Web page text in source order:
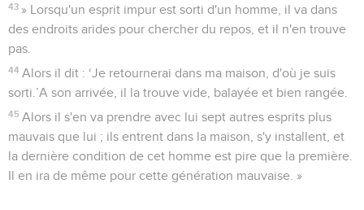
43 » Lorsqu'un esprit impur est sorti d'un homme, il va dans
des endroits arides pour chercher du repos, et il n'en trouve
pas.
44 Alors il dit : ‘Je retournerai dans ma maison, d'où je suis
sorti.’A son arrivée, il la trouve vide, balayée et bien rangée.
45 Alors il s'en va prendre avec lui sept autres esprits plus
mauvais que lui ; ils entrent dans la maison, s'y installent, et
la dernière condition de cet homme est pire que la première.
Il en ira de même pour cette génération mauvaise. »